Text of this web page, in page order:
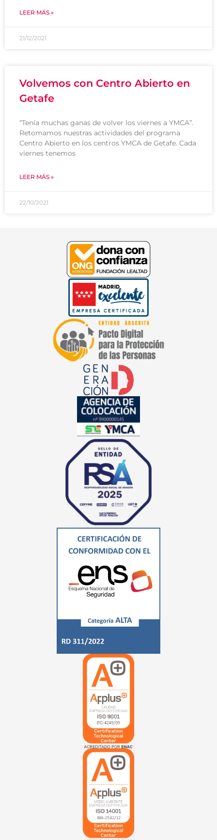
LEER MÁS »
21/12/2021
Volvemos con Centro Abierto en
Getafe
“Tenía muchas ganas de volver los viernes a YMCA”.
Retomamos nuestras actividades del programa
Centro Abierto en los centros YMCA de Getafe. Cada
viernes tenemos
LEER MÁS »
22/10/2021